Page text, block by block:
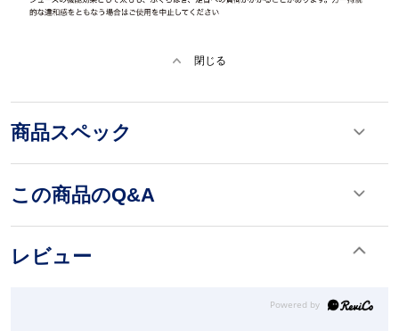
閉じる
商品スペック
この商品のQ&A
レビュー